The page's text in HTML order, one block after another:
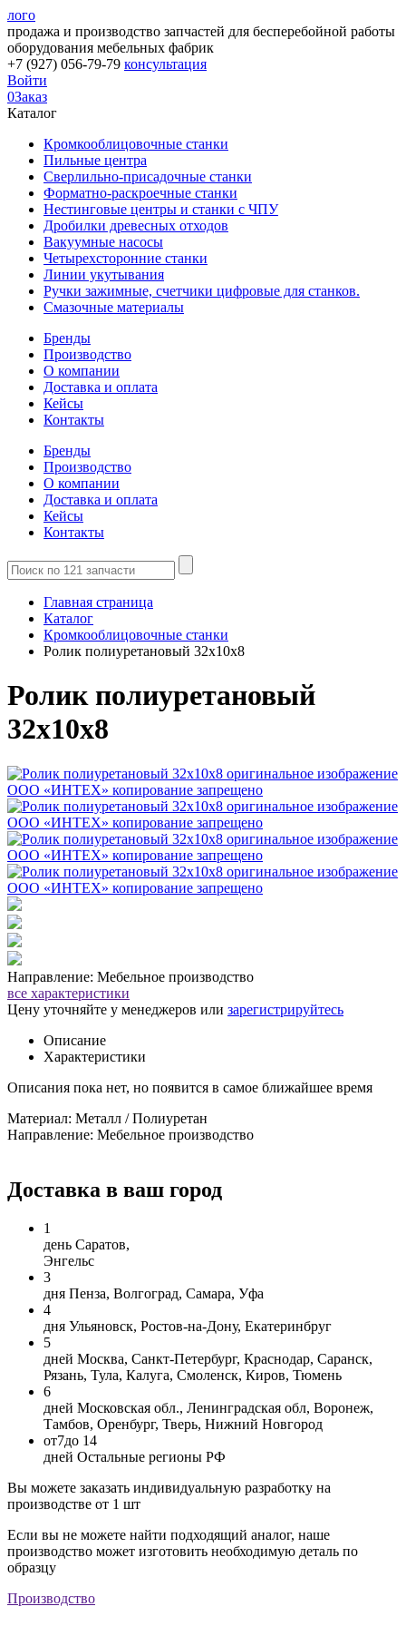
лого
продажа и производство запчастей для бесперебойной работы
оборудования мебельных фабрик
+7 (927) 056-79-79 консультация
Войти
0Заказ
Каталог
Кромкооблицовочные станки
Пильные центра
Сверлильно-присадочные станки
Форматно-раскроечные станки
Нестинговые центры и станки с ЧПУ
Дробилки древесных отходов
Вакуумные насосы
Четырехсторонние станки
Линии укутывания
Ручки зажимные, счетчики цифровые для станков.
Смазочные материалы
Бренды
Производство
О компании
Доставка и оплата
Кейсы
Контакты
Бренды
Производство
О компании
Доставка и оплата
Кейсы
Контакты
Главная страница
Каталог
Кромкооблицовочные станки
Ролик полиуретановый 32x10x8
Ролик полиуретановый
32x10x8
Направление: Мебельное производство
все характеристики
Цену уточняйте у менеджеров или зарегистрируйтесь
Описание
Характеристики
Описания пока нет, но появится в самое ближайшее время
Материал: Металл / Полиуретан
Направление: Мебельное производство
Доставка в ваш город
1
день Саратов,
Энгельс
3
дня Пенза, Волгоград, Самара, Уфа
4
дня Ульяновск, Ростов-на-Дону, Екатеринбруг
5
дней Москва, Санкт-Петербург, Краснодар, Саранск,
Рязань, Тула, Калуга, Смоленск, Киров, Тюмень
6
дней Московская обл., Ленинградская обл, Воронеж,
Тамбов, Оренбург, Тверь, Нижний Новгород
от7до 14
дней Остальные регионы РФ
Вы можете заказать индивидуальную разработку на
производстве от 1 шт
Если вы не можете найти подходящий аналог, наше
производство может изготовить необходимую деталь по
образцу
Производство